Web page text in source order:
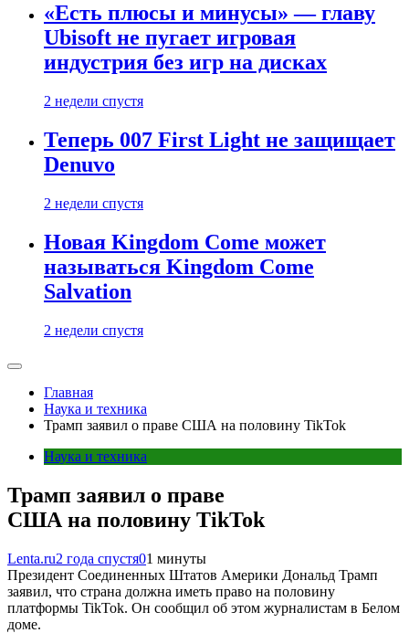
«Есть плюсы и минусы» — главу
Ubisoft не пугает игровая
индустрия без игр на дисках
2 недели спустя
Теперь 007 First Light не защищает
Denuvo
2 недели спустя
Новая Kingdom Come может
называться Kingdom Come
Salvation
2 недели спустя
Главная
Наука и техника
Трамп заявил о праве США на половину TikTok
Наука и техника
Трамп заявил о праве
США на половину TikTok
Lenta.ru2 года спустя01 минуты
Президент Соединенных Штатов Америки Дональд Трамп
заявил, что страна должна иметь право на половину
платформы TikTok. Он сообщил об этом журналистам в Белом
доме.